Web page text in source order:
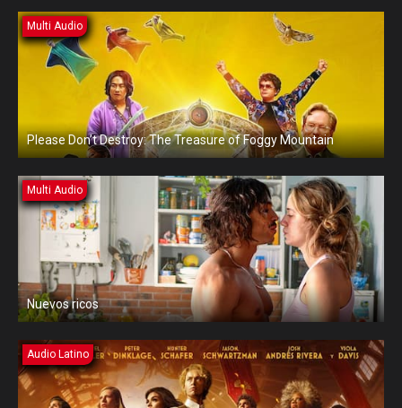
Multi Audio
Please Don’t Destroy: The Treasure of Foggy Mountain
Multi Audio
Nuevos ricos
Audio Latino